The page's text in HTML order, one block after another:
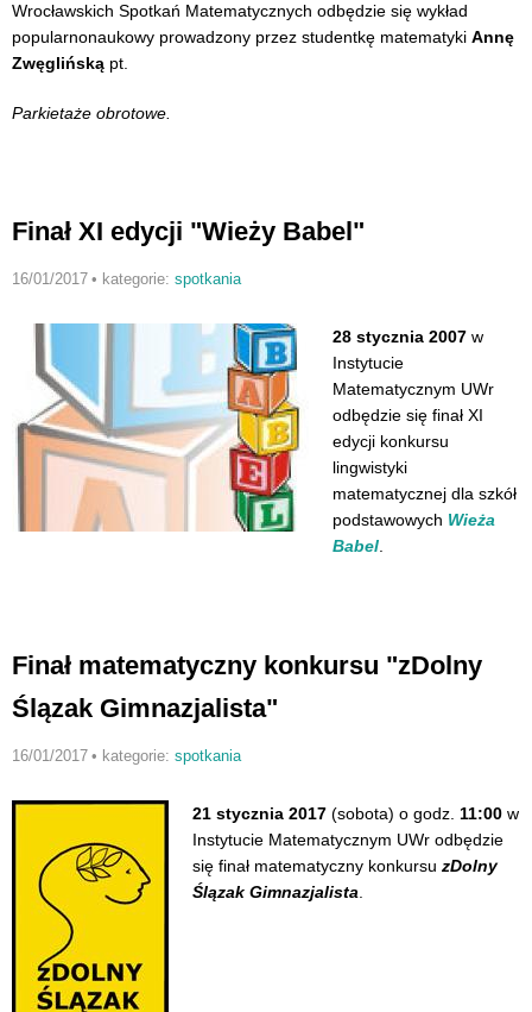
Wrocławskich Spotkań Matematycznych odbędzie się wykład
popularnonaukowy prowadzony przez studentkę matematyki Annę
Zwęglińską pt.
Parkietaże obrotowe
Finał XI edycji "Wieży Babel"
16/01/2017 • kategorie: spotkania
28 stycznia 2007 w
Instytucie
Matematycznym UWr
odbędzie się finał XI
edycji konkursu
lingwistyki
matematycznej dla szkół
podstawowych Wieża
Babel
Finał matematyczny konkursu "zDolny
Ślązak Gimnazjalista"
16/01/2017 • kategorie: spotkania
21 stycznia 2017 (sobota) o godz. 11:00 w
Instytucie Matematycznym UWr odbędzie
się finał matematyczny konkursu zDolny
Ślązak Gimnazjalista